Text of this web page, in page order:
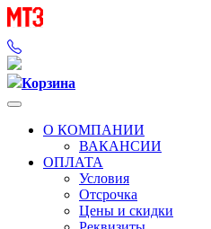
Корзина
О КОМПАНИИ
ВАКАНСИИ
ОПЛАТА
Условия
Отсрочка
Цены и скидки